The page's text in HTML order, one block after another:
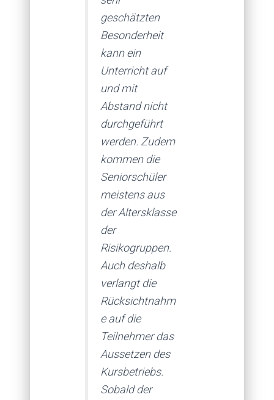
geschätzten
Besonderheit
kann ein
Unterricht auf
und mit
Abstand nicht
durchgeführt
werden. Zudem
kommen die
Seniorschüler
meistens aus
der Altersklasse
der
Risikogruppen.
Auch deshalb
verlangt die
Rücksichtnahm
e auf die
Teilnehmer das
Aussetzen des
Kursbetriebs.
Sobald der